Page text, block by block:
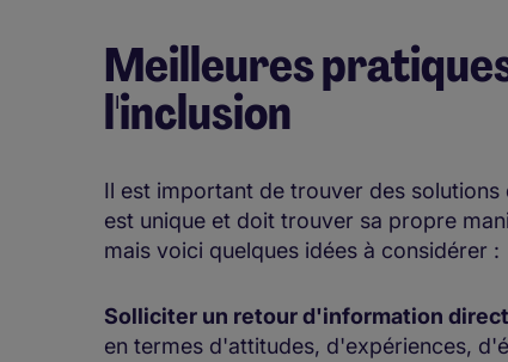
Meilleures
l'inclusion
Il est important de trouver des
est unique et doit trouver sa propre
mais voici quelques idées à considérer :
Solliciter un retour d'information
en termes d'attitudes, d'expériences,